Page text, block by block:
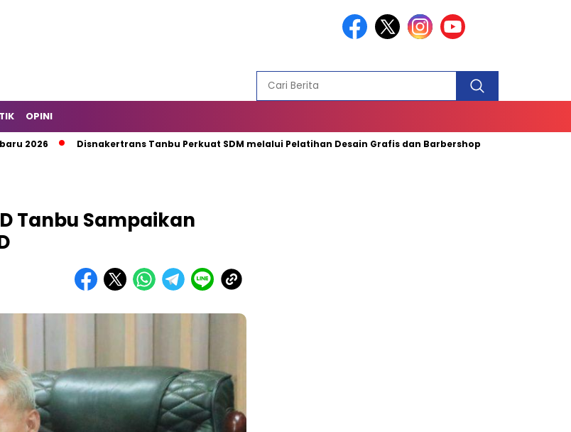
OPINI
Disnakertrans Tanbu Perkuat SDM melalui Pelatihan Desain Grafis dan Barbershop Pemkab Tanah
Tanbu Sampaikan